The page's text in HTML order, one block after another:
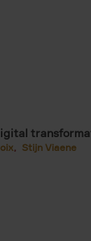
Stijn Viaene